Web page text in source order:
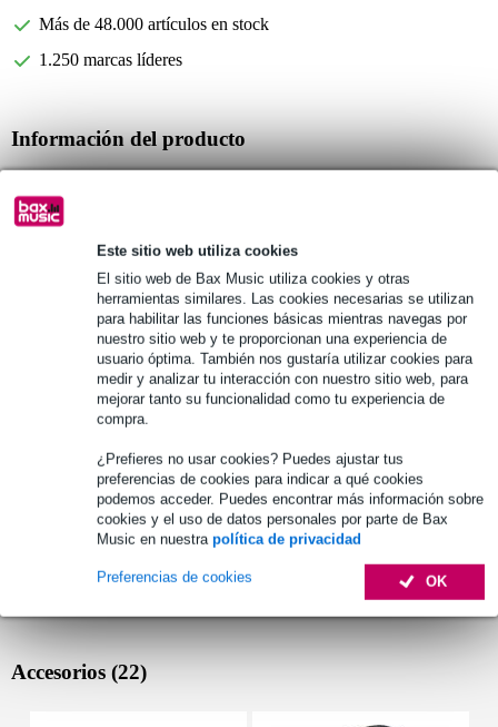
Este sitio web utiliza cookies
El sitio web de Bax Music utiliza cookies y otras
herramientas similares. Las cookies necesarias se utilizan
para habilitar las funciones básicas mientras navegas por
nuestro sitio web y te proporcionan una experiencia de
usuario óptima. También nos gustaría utilizar cookies para
medir y analizar tu interacción con nuestro sitio web, para
mejorar tanto su funcionalidad como tu experiencia de
compra.
¿Prefieres no usar cookies? Puedes ajustar tus
preferencias de cookies para indicar a qué cookies
podemos acceder. Puedes encontrar más información sobre
cookies y el uso de datos personales por parte de Bax
Music en nuestra política de privacidad
OK
Preferencias de cookies
Más de 48.000 artículos en stock
1.250 marcas líderes
Información del producto
Véase también (4)
Véase también (49)
Accesorios (22)